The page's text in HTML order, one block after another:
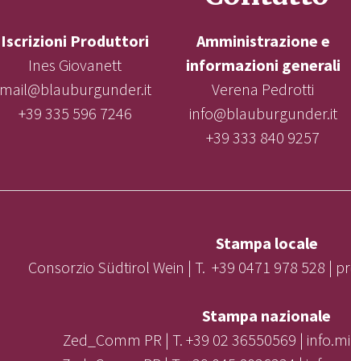
Iscrizioni Produttori
Ines Giovanett
mail@blauburgunder.it
+39 335 596 7246
Amministrazione e
informazioni generali
Verena Pedrotti
info@blauburgunder.it
+39 333 840 9257
Stampa locale
Consorzio Südtirol Wein | T. +39 0471 978 528 |
Stampa nazionale
Zed_Comm PR | T. +39 02 36550569 |